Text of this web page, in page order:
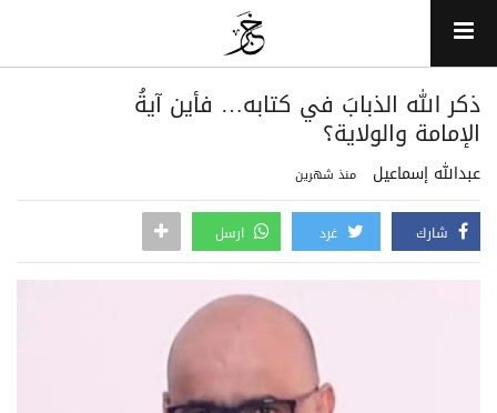
ذكر الله الذبابَ في كتابه… فأين آيةُ
الإمامة والولاية؟
عبدالله إسماعيل منذ شهرين
شارك غرد ارسل